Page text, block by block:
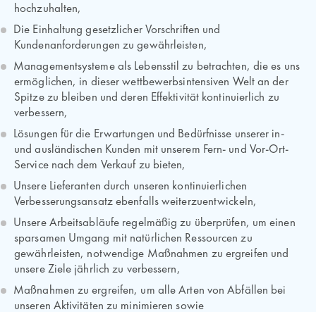
hochzuhalten,
Die Einhaltung gesetzlicher Vorschriften und
Kundenanforderungen zu gewährleisten,
Managementsysteme als Lebensstil zu betrachten, die es uns
ermöglichen, in dieser wettbewerbsintensiven Welt an der
Spitze zu bleiben und deren Effektivität kontinuierlich zu
verbessern,
Lösungen für die Erwartungen und Bedürfnisse unserer in-
und ausländischen Kunden mit unserem Fern- und Vor-Ort-
Service nach dem Verkauf zu bieten,
Unsere Lieferanten durch unseren kontinuierlichen
Verbesserungsansatz ebenfalls weiterzuentwickeln,
Unsere Arbeitsabläufe regelmäßig zu überprüfen, um einen
sparsamen Umgang mit natürlichen Ressourcen zu
gewährleisten, notwendige Maßnahmen zu ergreifen und
unsere Ziele jährlich zu verbessern,
Maßnahmen zu ergreifen, um alle Arten von Abfällen bei
unseren Aktivitäten zu minimieren sowie